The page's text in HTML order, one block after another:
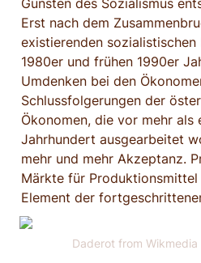
Gunsten des Sozialismus
Erst nach dem
existierenden sozialistischen
1980er und frühen 1990er
Umdenken bei den
Schlussfolgerungen der
Ökonomen, die vor mehr als
Jahrhundert ausgearbeitet
mehr und mehr Akzeptanz.
Märkte für
Element der
Daderot from Wikmedia